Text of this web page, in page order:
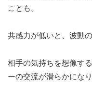
ことも。
共感力が低いと、波動
相手の気持ちを想像す
ーの交流が滑らかにな